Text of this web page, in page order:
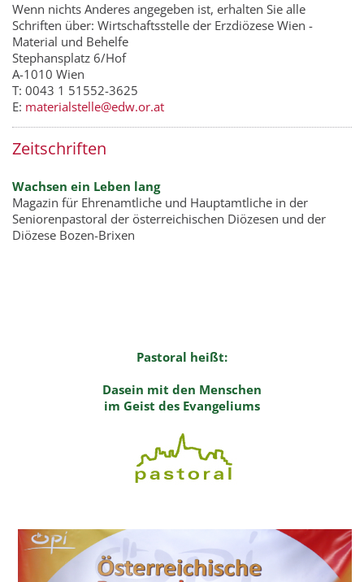
Wenn nichts Anderes angegeben ist, erhalten Sie alle
Schriften über: Wirtschaftsstelle der Erzdiözese Wien -
Material und Behelfe
Stephansplatz 6/Hof
A-1010 Wien
T: 0043 1 51552-3625
E: materialstelle@edw.or.at
Zeitschriften
Wachsen ein Leben lang
Magazin für Ehrenamtliche und Hauptamtliche in der
Seniorenpastoral der österreichischen Diözesen und der
Diözese Bozen-Brixen
Pastoral heißt:
Dasein mit den Menschen
im Geist des Evangeliums